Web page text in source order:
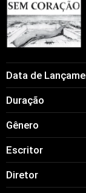
Data de
Duração
Gênero
Escritor
Diretor